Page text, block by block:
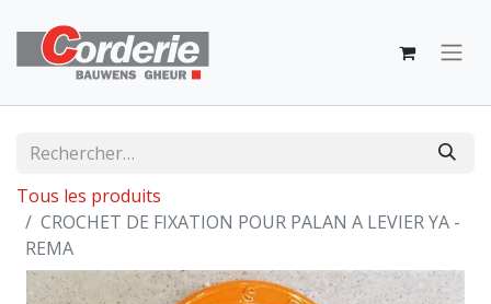
Tous les produits
CROCHET DE FIXATION POUR PALAN A LEVIER YA -
REMA